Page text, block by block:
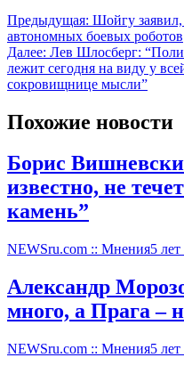
Предыдущая: Шойгу заявил,
автономных боевых роботов
Далее: Лев Шлосберг:
лежит сегодня на виду у
сокровищнице мысли”
Похожие новости
Борис
известно, не
камень”
NEWSru.com :: Мнения5 лет
Александр
много, а Прага –
NEWSru.com :: Мнения5 лет